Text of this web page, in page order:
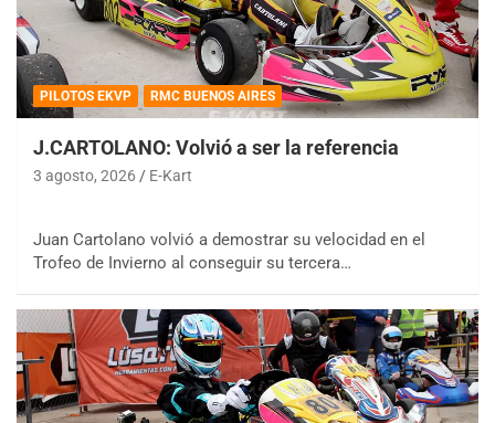
PILOTOS EKVP RMC BUENOS AIRES
J.CARTOLANO: Volvió a ser la referencia
3 agosto, 2026 E-Kart
Juan Cartolano volvió a demostrar su velocidad en el
Trofeo de Invierno al conseguir su tercera…